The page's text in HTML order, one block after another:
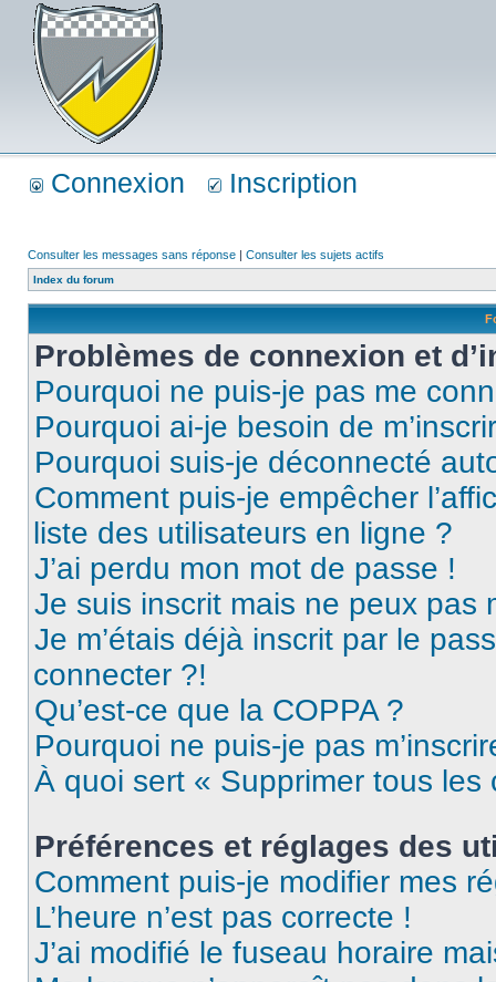
Connexion Inscription
Consulter les messages sans réponse | Consulter les sujets actifs
Index du forum
Problèmes de connexion et
Pourquoi ne puis-je pas me
Pourquoi ai-je besoin de
Pourquoi suis-je déconnecté
Comment puis-je empêcher
liste des utilisateurs en ligne ?
J’ai perdu mon mot de passe !
Je suis inscrit mais ne peux pas
Je m’étais déjà inscrit par le
connecter ?!
Qu’est-ce que la COPPA ?
Pourquoi ne puis-je pas
À quoi sert « Supprimer tous les
Préférences et réglages des
Comment puis-je modifier mes
L’heure n’est pas correcte !
J’ai modifié le fuseau horaire